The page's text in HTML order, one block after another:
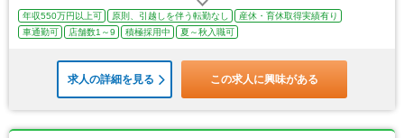
年収550万円以上可 原則、引越しを伴う転勤なし
産休・育休取得実績有り
車通勤可
店舗数1～9 積極採用中 夏～秋入職可
求人の詳細を見る この求人に興味がある